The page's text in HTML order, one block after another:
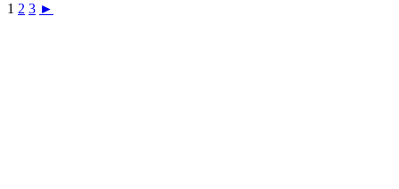
1 2 3 ►